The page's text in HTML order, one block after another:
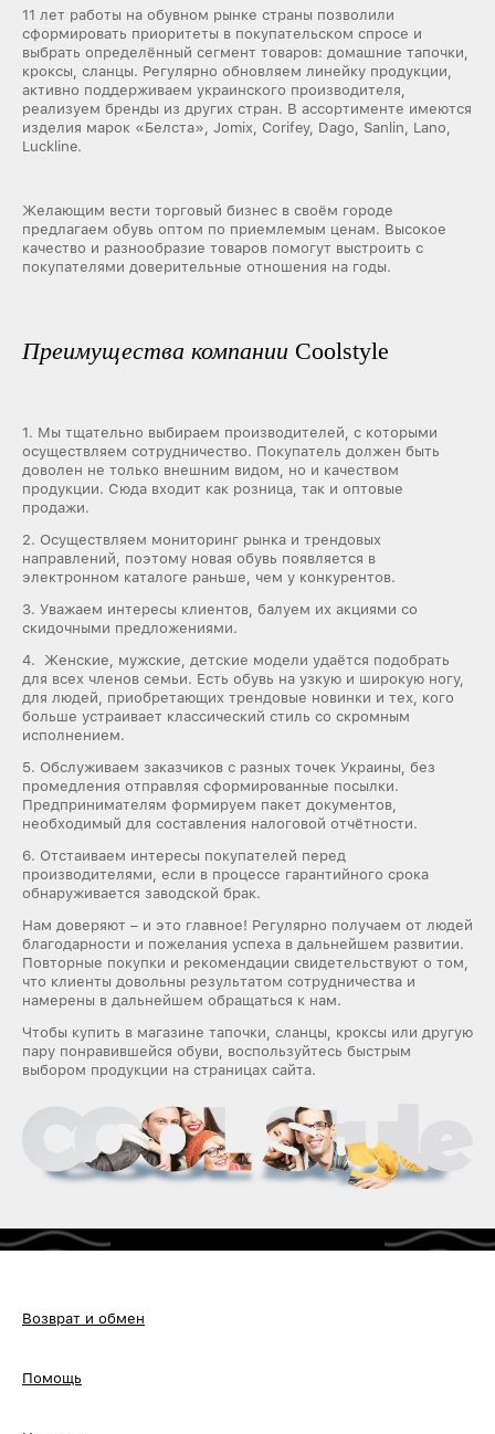
11 лет работы на обувном рынке страны позволили
сформировать приоритеты в покупательском спросе и
выбрать определённый сегмент товаров: домашние тапочки,
кроксы, сланцы. Регулярно обновляем линейку продукции,
активно поддерживаем украинского производителя,
реализуем бренды из других стран. В ассортименте имеются
изделия марок «Белста», Jomix, Corifey, Dago, Sanlin, Lano,
Luckline.
Желающим вести торговый бизнес в своём городе
предлагаем обувь оптом по приемлемым ценам. Высокое
качество и разнообразие товаров помогут выстроить с
покупателями доверительные отношения на годы.
Преимущества компании Coolstyle
1. Мы тщательно выбираем производителей, с которыми
осуществляем сотрудничество. Покупатель должен быть
доволен не только внешним видом, но и качеством
продукции. Сюда входит как розница, так и оптовые
продажи.
2. Осуществляем мониторинг рынка и трендовых
направлений, поэтому новая обувь появляется в
электронном каталоге раньше, чем у конкурентов.
3. Уважаем интересы клиентов, балуем их акциями со
скидочными предложениями.
4. Женские, мужские, детские модели удаётся подобрать
для всех членов семьи. Есть обувь на узкую и широкую ногу,
для людей, приобретающих трендовые новинки и тех, кого
больше устраивает классический стиль со скромным
исполнением.
5. Обслуживаем заказчиков с разных точек Украины, без
промедления отправляя сформированные посылки.
Предпринимателям формируем пакет документов,
необходимый для составления налоговой отчётности.
6. Отстаиваем интересы покупателей перед
производителями, если в процессе гарантийного срока
обнаруживается заводской брак.
Нам доверяют – и это главное! Регулярно получаем от людей
благодарности и пожелания успеха в дальнейшем развитии.
Повторные покупки и рекомендации свидетельствуют о том,
что клиенты довольны результатом сотрудничества и
намерены в дальнейшем обращаться к нам.
Чтобы купить в магазине тапочки, сланцы, кроксы или другую
пару понравившейся обуви, воспользуйтесь быстрым
выбором продукции на страницах сайта.
Возврат и обмен
Помощь